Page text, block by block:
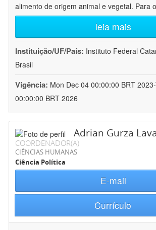
alimento de origem animal e vegetal. Para
leia mais
Instituição/UF/País: Instituto Federal
Brasil
Vigência: Mon Dec 04 00:00:00 BRT
00:00:00 BRT 2026
Adrian Gurza
COORDENADOR(A)
CIÊNCIAS HUMANAS
Ciência Política
E-mail
Currículo